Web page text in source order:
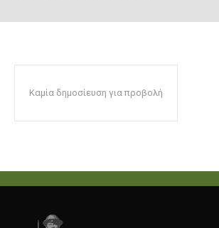
Καμία δημοσίευση για προβολή